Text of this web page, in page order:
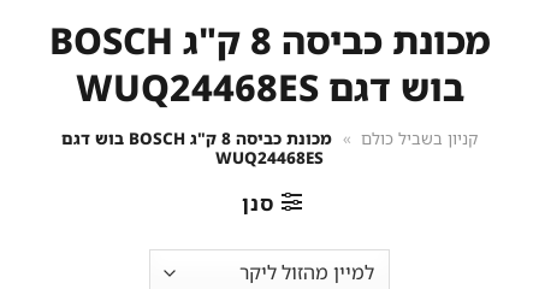
מכונת כביסה 8 ק"ג BOSCH
בוש דגם WUQ24468ES
קניון בשביל כולם »
מכונת כביסה 8 ק"ג BOSCH בוש דגם
WUQ24468ES
סנן